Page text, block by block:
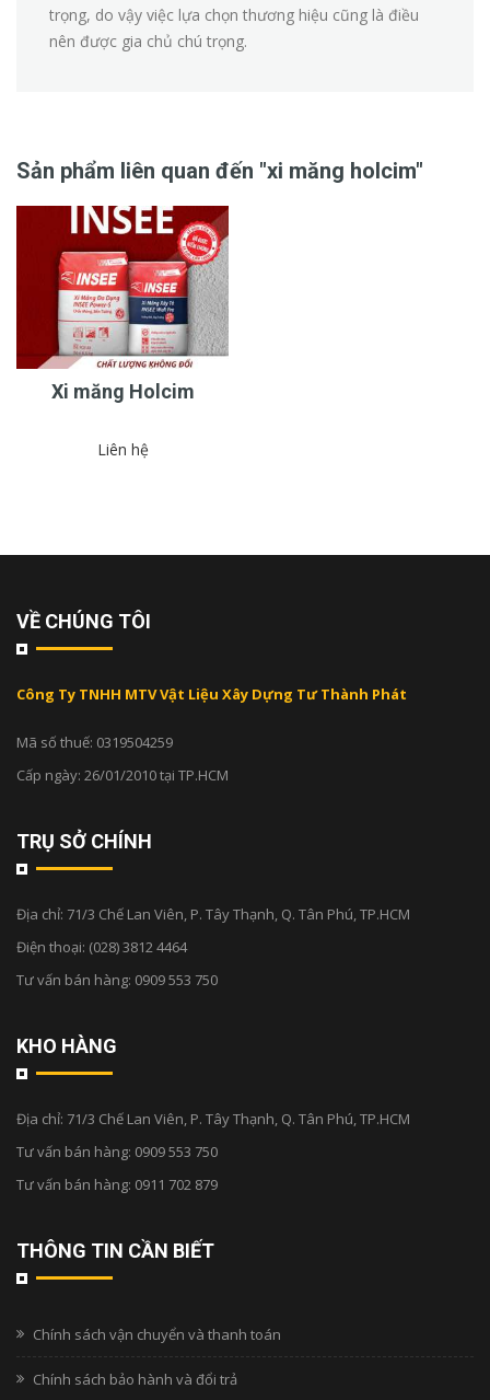
trọng, do vậy việc lựa chọn thương hiệu cũng là điều
nên được gia chủ chú trọng.
Sản phẩm liên quan đến "xi măng holcim"
Xi măng Holcim
Liên hệ
VỀ CHÚNG TÔI
Công Ty TNHH MTV Vật Liệu Xây Dựng Tư Thành Phát
Mã số thuế: 0319504259
Cấp ngày: 26/01/2010 tại TP.HCM
TRỤ SỞ CHÍNH
Địa chỉ: 71/3 Chế Lan Viên, P. Tây Thạnh, Q. Tân Phú, TP.HCM
Điện thoại: (028) 3812 4464
Tư vấn bán hàng: 0909 553 750
KHO HÀNG
Địa chỉ: 71/3 Chế Lan Viên, P. Tây Thạnh, Q. Tân Phú, TP.HCM
Tư vấn bán hàng: 0909 553 750
Tư vấn bán hàng: 0911 702 879
THÔNG TIN CẦN BIẾT
Chính sách vận chuyển và thanh toán
Chính sách bảo hành và đổi trả